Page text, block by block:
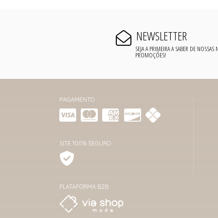
NEWSLETTER
SEJA A PRIMEIRA A SABER DE NOSSAS
PROMOÇÕES!
PAGAMENTO
SITE 100% SEGURO
PLATAFORMA B2B